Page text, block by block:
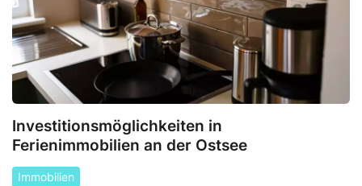
Investitionsmöglichkeiten in
Ferienimmobilien an der Ostsee
Immobilien